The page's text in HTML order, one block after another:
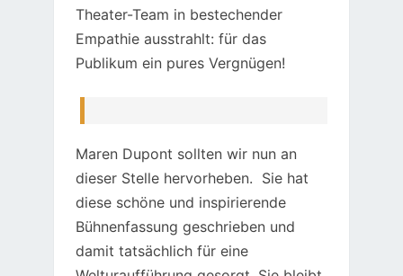
Theater-Team in bestechender
Empathie ausstrahlt: für das
Publikum ein pures Vergnügen!
Maren Dupont sollten wir nun an
dieser Stelle hervorheben. Sie hat
diese schöne und inspirierende
Bühnenfassung geschrieben und
damit tatsächlich für eine